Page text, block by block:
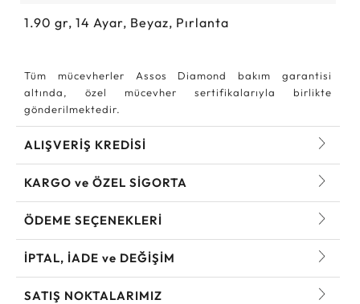
1.90 gr, 14 Ayar, Beyaz, Pırlanta
Tüm mücevherler Assos Diamond bakım garantisi
altında, özel mücevher sertifikalarıyla birlikte
gönderilmektedir.
ALIŞVERİŞ KREDİSİ
KARGO ve ÖZEL SİGORTA
ÖDEME SEÇENEKLERİ
İPTAL, İADE ve DEĞİŞİM
SATIŞ NOKTALARIMIZ